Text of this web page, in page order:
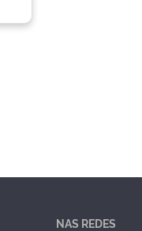
NAS REDES